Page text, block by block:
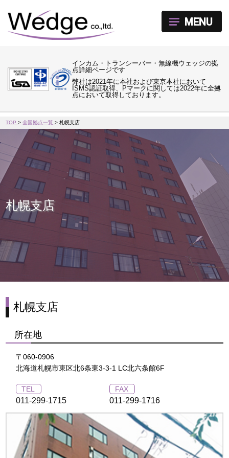
インカム・トランシーバー・無線機ウェッジの拠
点詳細ページです
弊社は2021年に本社および東京本社において
ISMS認証取得、Pマークに関しては2022年に全拠
点において取得しております。
MENU
TOP>全国拠点一覧>札幌支店
札幌支店
札幌支店
所在地
〒060-0906
北海道札幌市東区北6条東3-3-1 LC北六条館6F
TEL
011-299-1715
FAX
011-299-1716